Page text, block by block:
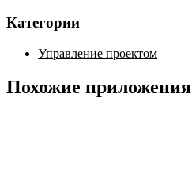
Категории
Управление проектом
Похожие приложения